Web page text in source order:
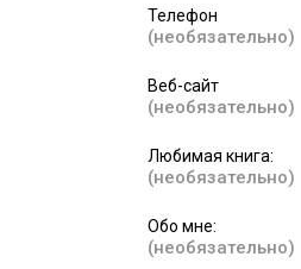
Телефон
(необязательно)
Веб-сайт
(необязательно)
Любимая книга:
(необязательно)
Обо мне:
(необязательно)